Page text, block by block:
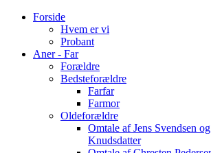
Forside
Hvem er vi
Probant
Aner - Far
Forældre
Bedsteforældre
Farfar
Farmor
Oldeforældre
Omtale af Jens Svendsen
Knudsdatter